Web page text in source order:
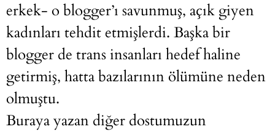
erkek- o blogger’ı savunmuş, açık giyen
kadınları tehdit etmişlerdi. Başka bir
blogger de trans insanları hedef haline
getirmiş, hatta bazılarının ölümüne neden
olmuştu.
Buraya yazan diğer dostumuzun